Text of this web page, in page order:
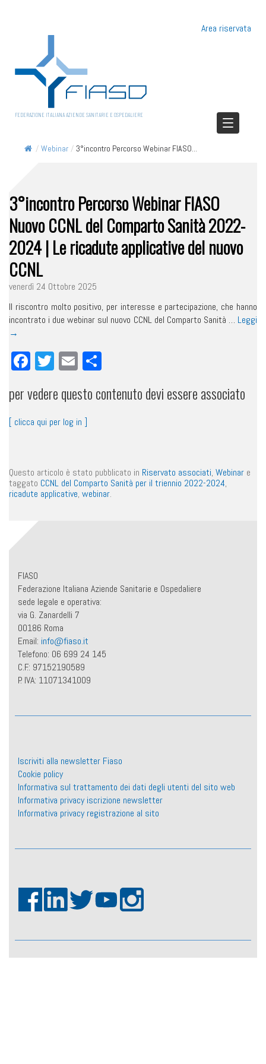
Area riservata
FEDERAZIONE ITALIANA AZIENDE SANITARIE E OSPEDALIERE
/ Webinar / 3°incontro Percorso Webinar FIASO...
3°incontro Percorso Webinar FIASO
Nuovo CCNL del Comparto Sanità 2022-
2024 | Le ricadute applicative del nuovo
CCNL
venerdì 24 Ottobre 2025
Il riscontro molto positivo, per interesse e partecipazione, che hanno
incontrato i due webinar sul nuovo CCNL del Comparto Sanità … Leggi
→
Facebook
Twitter
Email
per vedere questo contenuto devi essere associato
[ clicca qui per log in ]
Questo articolo è stato pubblicato in Riservato associati, Webinar e
taggato CCNL del Comparto Sanità per il triennio 2022-2024,
ricadute applicative, webinar.
FIASO
Federazione Italiana Aziende Sanitarie e Ospedaliere
sede legale e operativa:
via G. Zanardelli 7
00186 Roma
Email: info@fiaso.it
Telefono: 06 699 24 145
C.F.: 97152190589
P. IVA: 11071341009
Iscriviti alla newsletter Fiaso
Cookie policy
Informativa sul trattamento dei dati degli utenti del sito web
Informativa privacy iscrizione newsletter
Informativa privacy registrazione al sito